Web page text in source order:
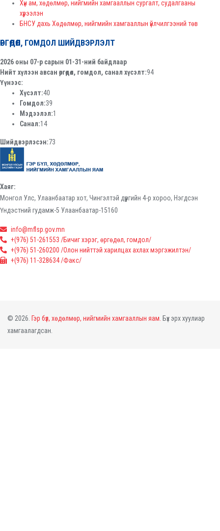
Хүн ам, хөдөлмөр, нийгмийн хамгааллын сургалт, судалгааны
хүрээлэн
БНСУ дахь Хөдөлмөр, нийгмийн хамгааллын үйлчилгээний төв
ӨРГӨДӨЛ, ГОМДОЛ ШИЙДВЭРЛЭЛТ
2026 оны 07-р сарын 01-31-ний байдлаар
Нийт хүлээн авсан өргөдөл, гомдол, санал хүсэлт:94
Үүнээс:
Хүсэлт:40
Гомдол:39
Мэдээлэл:1
Санал:14
Шийдвэрлэсэн:73
Хаяг:
Монгол Улс, Улаанбаатар хот, Чингэлтэй дүүргийн 4-р хороо, Нэгдсэн
Үндэстний гудамж-5 Улаанбаатар-15160
info@mflsp.gov.mn
+(976) 51-261553 /Бичиг хэрэг, өргөдөл, гомдол/
+(976) 51-260200 /Олон нийттэй харилцах ахлах мэргэжилтэн/
+(976) 11-328634 /Факс/
© 2026. Гэр бүл, хөдөлмөр, нийгмийн хамгааллын яам. Бүх эрх хуулиар
хамгаалагдсан.